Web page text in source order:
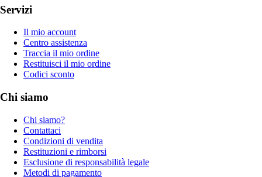
Servizi
Il mio account
Centro assistenza
Traccia il mio ordine
Restituisci il mio ordine
Codici sconto
Chi siamo
Chi siamo?
Contattaci
Condizioni di vendita
Restituzioni e rimborsi
Esclusione di responsabilità legale
Metodi di pagamento